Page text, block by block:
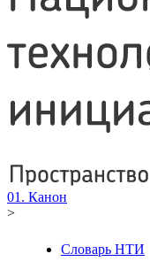
01. Канон
>
Словарь НТИ